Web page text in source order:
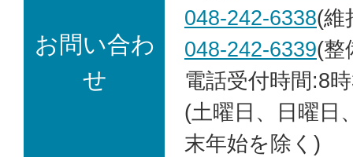
お問い合わ
せ
048-242-6338(維
048-242-6339(整
電話受付時間:8
(土曜日、日曜日
末年始を除く)